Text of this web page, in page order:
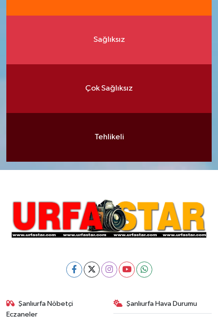
Sağlıksız
Çok Sağlıksız
Tehlikeli
Şanlıurfa Nöbetçi
Eczaneler
Şanlıurfa Hava Durumu